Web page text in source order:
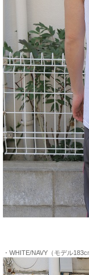
・WHITE/NAVY（モデル